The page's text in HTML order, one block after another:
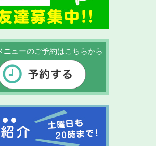
ニューのご予約はこちらから